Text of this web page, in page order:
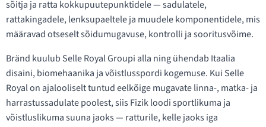
sõitja ja ratta kokkupuutepunktidele — sadulatele,
rattakingadele, lenksupaeltele ja muudele komponentidele, mis
määravad otseselt sõidumugavuse, kontrolli ja sooritusvõime.
Bränd kuulub Selle Royal Groupi alla ning ühendab Itaalia
disaini, biomehaanika ja võistlusspordi kogemuse. Kui Selle
Royal on ajalooliselt tuntud eelkõige mugavate linna-, matka- ja
harrastussadulate poolest, siis Fizik loodi sportlikuma ja
võistluslikuma suuna jaoks — ratturile, kelle jaoks iga